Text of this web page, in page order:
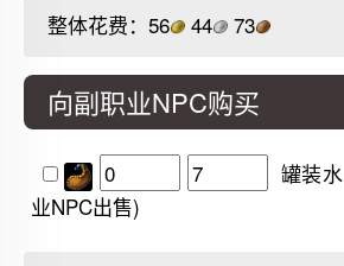
整体花费： 56 44 73
向副职业NPC购买
罐装水
业NPC出售)